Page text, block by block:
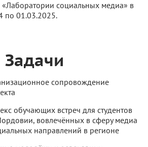
социальных медиа» в
по 01.03.2025.
Задачи
сопровождение
обучающих встреч для студентов
вовлечённых в сферу медиа
направлений в регионе